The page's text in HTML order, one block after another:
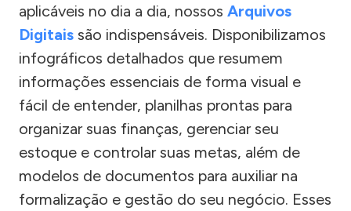
aplicáveis no dia a dia, nossos Arquivos
Digitais são indispensáveis. Disponibilizamos
infográficos detalhados que resumem
informações essenciais de forma visual e
fácil de entender, planilhas prontas para
organizar suas finanças, gerenciar seu
estoque e controlar suas metas, além de
modelos de documentos para auxiliar na
formalização e gestão do seu negócio. Esses